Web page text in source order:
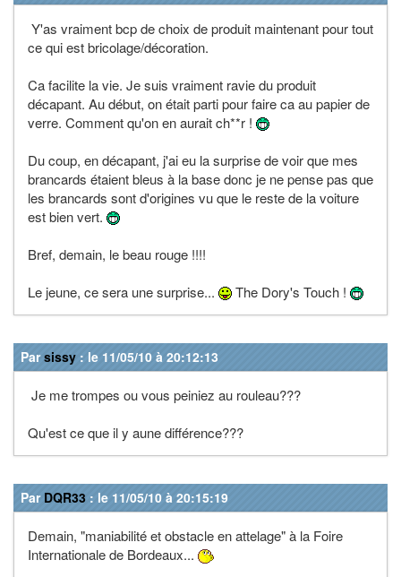
Y'as vraiment bcp de choix de produit maintenant pour tout
ce qui est bricolage/décoration.
Ca facilite la vie. Je suis vraiment ravie du produit
décapant. Au début, on était parti pour faire ca au papier de
verre. Comment qu'on en aurait ch**r !
Du coup, en décapant, j'ai eu la surprise de voir que mes
brancards étaient bleus à la base donc je ne pense pas que
les brancards sont d'origines vu que le reste de la voiture
est bien vert.
Bref, demain, le beau rouge !!!!
Le jeune, ce sera une surprise...
The Dory's Touch !
Parsissy : le 11/05/10 à 20:12:13
Je me trompes ou vous peiniez au rouleau???
Qu'est ce que il y aune différence???
Par DQR33 : le 11/05/10 à 20:15:19
Demain, "maniabilité et obstacle en attelage" à la Foire
Internationale de Bordeaux...